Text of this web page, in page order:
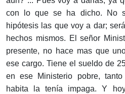
con lo que se ha dicho. No
hipótesis las que voy a dar;
hechos mismos. El señor
presente, no hace mas que
ese cargo. Tiene el sueldo de
en ese Ministerio pobre,
habita la tenía impaga. Y